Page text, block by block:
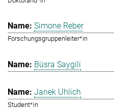
Simone Reber
Forschungsgruppenleiter*in
Büsra Saygili
Janek Uhlich
Student*in